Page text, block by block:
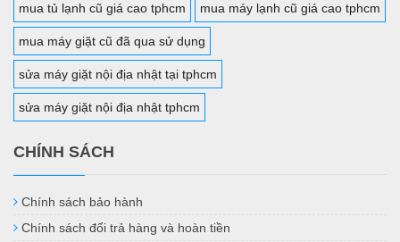
mua tủ lạnh cũ giá cao tphcm mua máy lạnh cũ giá cao tphcm
mua máy giặt cũ đã qua sử dụng
sửa máy giặt nội địa nhật tại tphcm
sửa máy giặt nội địa nhật tphcm
CHÍNH SÁCH
Chính sách bảo hành
Chính sách đổi trả hàng và hoàn tiền